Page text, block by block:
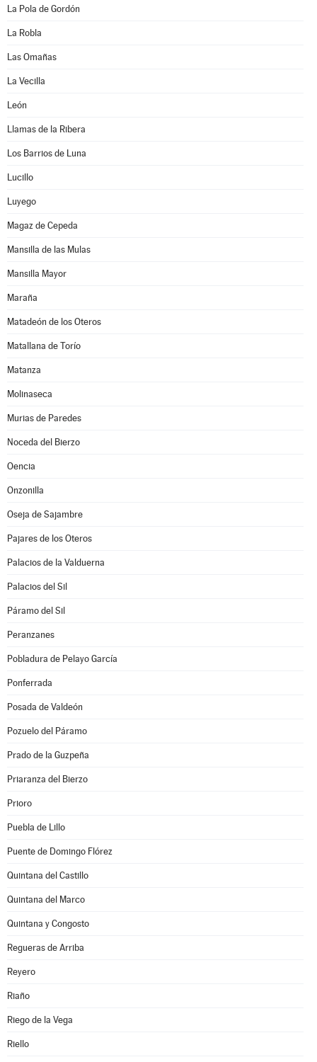
La Pola de Gordón
La Robla
Las Omañas
La Vecilla
León
Llamas de la Ribera
Los Barrios de Luna
Lucillo
Luyego
Magaz de Cepeda
Mansilla de las Mulas
Mansilla Mayor
Maraña
Matadeón de los Oteros
Matallana de Torío
Matanza
Molinaseca
Murias de Paredes
Noceda del Bierzo
Oencia
Onzonilla
Oseja de Sajambre
Pajares de los Oteros
Palacios de la Valduerna
Palacios del Sil
Páramo del Sil
Peranzanes
Pobladura de Pelayo García
Ponferrada
Posada de Valdeón
Pozuelo del Páramo
Prado de la Guzpeña
Priaranza del Bierzo
Prioro
Puebla de Lillo
Puente de Domingo Flórez
Quintana del Castillo
Quintana del Marco
Quintana y Congosto
Regueras de Arriba
Reyero
Riaño
Riego de la Vega
Riello